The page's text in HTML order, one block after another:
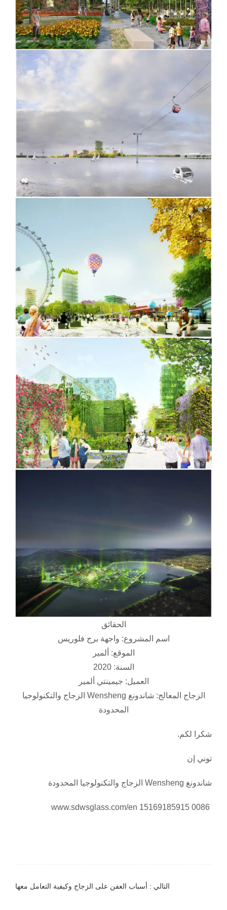
الحقائق
اسم المشروع: واجهة برج فلوريس
الموقع: ألمير
السنة: 2020
العميل: جيمينتي ألمير
الزجاج المعالج: شاندونغ Wensheng الزجاج والتكنولوجيا
المحدودة
شكرا لكم.
توني إن
شاندونغ Wensheng الزجاج والتكنولوجيا المحدودة
التالي : أسباب العفن على الزجاج وكيفية التعامل معها